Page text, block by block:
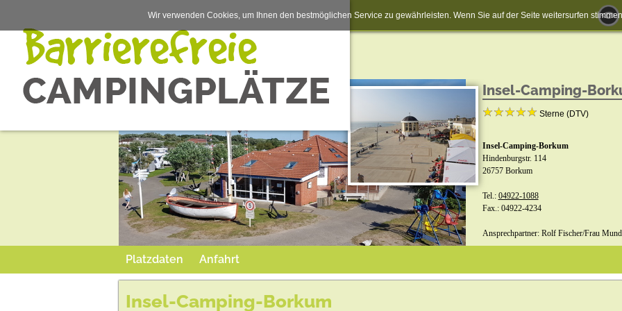
Insel-Camping-
Sterne (DTV)
Insel-Camping-Borkum
Hindenburgstr. 114
26757 Borkum
Tel.: 04922-1088
Fax.: 04922-4234
Ansprechpartner: Rolf Fischer/Frau
Platzdaten Anfahrt
Insel-Camping-Borkum
Wir verwenden Cookies, um Ihnen den bestmöglichen Service zu gewährleisten. Wenn Sie auf der Seite weitersurfen